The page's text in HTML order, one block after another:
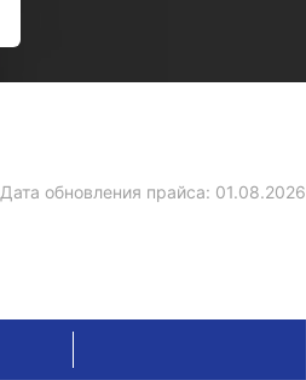
Дата обновления прайса: 01.08.2026